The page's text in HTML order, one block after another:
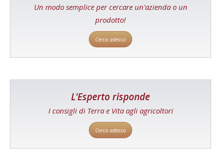
Un modo semplice per cercare un'azienda o un
prodotto!
Cerca adesso
L'Esperto risponde
I consigli di Terra e Vita agli agricoltori
Cerca adesso